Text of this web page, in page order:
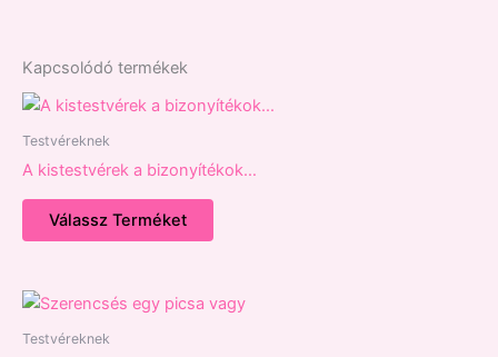
Kapcsolódó termékek
Testvéreknek
A kistestvérek a bizonyítékok…
Válassz Terméket
Testvéreknek